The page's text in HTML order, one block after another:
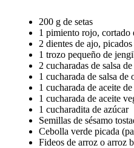
200 g de setas
1 pimiento rojo, cortado
2 dientes de ajo, picados
1 trozo pequeño de
2 cucharadas de salsa de
1 cucharada de salsa de
1 cucharada de aceite de
1 cucharada de aceite
1 cucharadita de azúcar
Semillas de sésamo
Cebolla verde picada
Fideos de arroz o arroz